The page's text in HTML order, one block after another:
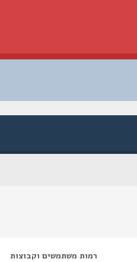
רמות משתמשים וקבוצות